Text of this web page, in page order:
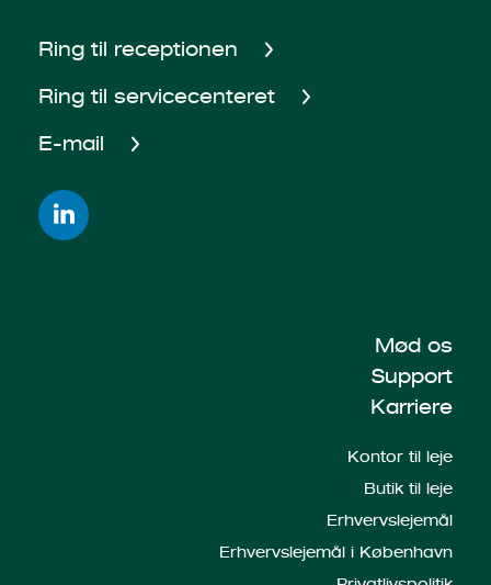
Ring til receptionen
Ring til servicecenteret
E-mail
Mød os
Support
Karriere
Kontor til leje
Butik til leje
Erhvervslejemål
Erhvervslejemål i København